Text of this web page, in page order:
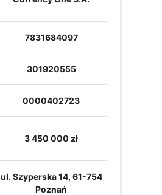
7831684097
301920555
0000402723
3 450 000 zł
ul. Szyperska 14, 61-754
Poznań